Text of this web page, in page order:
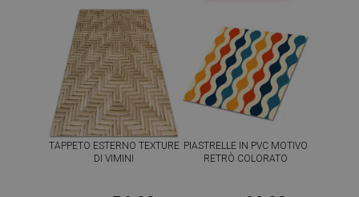
TAPPETO ESTERNO TEXTURE
DI VIMINI
PIASTRELLE IN PVC MOTIVO
RETRÒ COLORATO